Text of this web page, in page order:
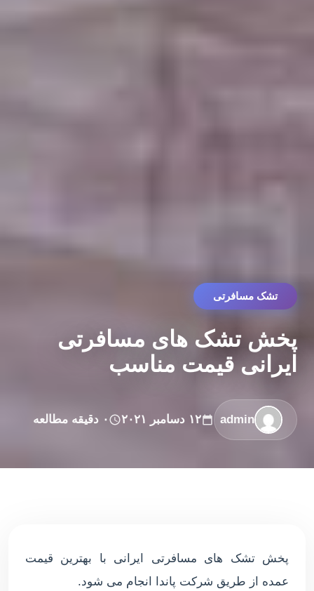
تشک مسافرتی
پخش تشک های مسافرتی
ایرانی قیمت مناسب
admin ۱۲ دسامبر ۲۰۲۱ ۰ دقیقه مطالعه
پخش تشک های مسافرتی ایرانی با بهترین قیمت
عمده از طریق شرکت پاندا انجام می شود.